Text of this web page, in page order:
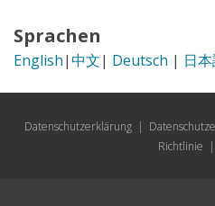
Sprachen
English|中文| Deutsch | 日
Datenschutzerklärung |
Richtlinie |